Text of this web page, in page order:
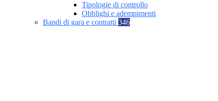
Tipologie di controllo
Obblighi e adempimenti
Bandi di gara e contratti 346